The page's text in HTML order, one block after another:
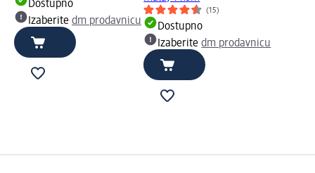
Dostupno
Izaberite dm prodavnicu
(15)
Dostupno
Izaberitedm prodavnicu